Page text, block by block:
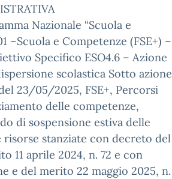
Nazionale “Scuola e
–Scuola e Competenze (FSE+) –
Specifico ESO4.6 – Azione
scolastica Sotto azione
23/05/2025, FSE+, Percorsi
delle competenze,
di sospensione estiva delle
stanziate con decreto del
11 aprile 2024, n. 72 e con
e del merito 22 maggio 2025, n.